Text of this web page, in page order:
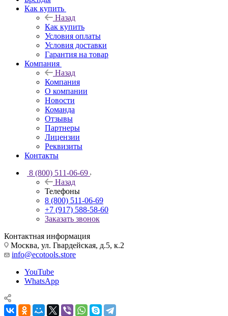
Как купить
Назад
Как купить
Условия оплаты
Условия доставки
Гарантия на товар
Компания
Назад
Компания
О компании
Новости
Команда
Отзывы
Партнеры
Лицензии
Реквизиты
Контакты
8 (800) 511-06-69
Назад
Телефоны
8 (800) 511-06-69
+7 (917) 588-58-60
Заказать звонок
Контактная информация
Москва, ул. Гвардейская, д.5, к.2
info@ecotools.store
YouTube
WhatsApp